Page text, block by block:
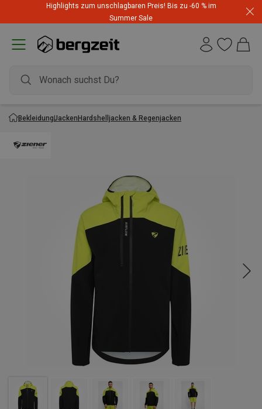
Highlights zum unschlagbaren Preis! Bis zu -60 % im
Summer Sale
BekleidungJackenHardshelljacken & Regenjacken